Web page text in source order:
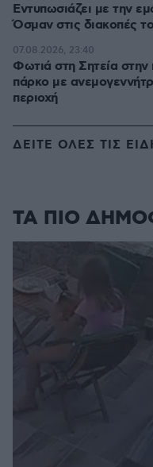
Εντυπωσιάζει με την
Όσμαν στις διακοπές
Φωτιά στη Σητεία στην
πάρκο με
περιοχή
07.08.2026, 23:40
ΔΕΙΤΕ ΟΛΕΣ ΤΙΣ
ΤΑ ΠΙΟ